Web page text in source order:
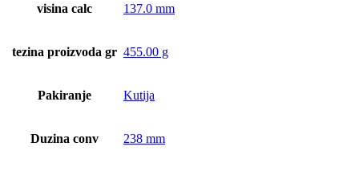
visina calc 137.0 mm
tezina proizvoda gr 455.00 g
Pakiranje Kutija
Duzina conv 238 mm